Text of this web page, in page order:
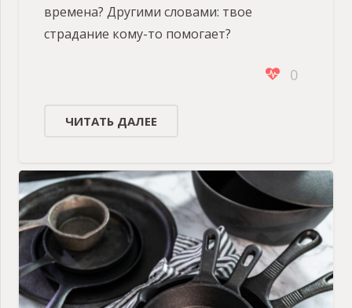
времена? Другими словами: твое
страдание кому-то помогает?
0
ЧИТАТЬ ДАЛЕЕ